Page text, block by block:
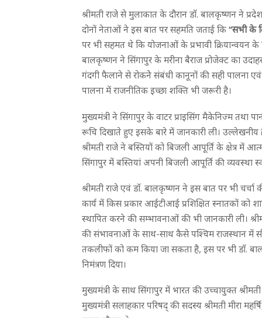
श्रीमती राजे से मुलाकात के दौरान डाॅ. बालकृष्णन ने
दोनों नेताओं ने इस बात पर सहमति जताई कि ‘‘सभी के
पर भी सहमत थे कि योजनाओं के प्रभावी क्रियान्वयन
बालकृष्णन ने सिंगापुर के मरीना बैराज प्रोजेक्ट का
गंदगी फैलाने से रोकनेे संबंधी कानूनों की सही पालना
पालना में राजनीतिक इच्छा शक्ति भी जरूरी है।
मुख्यमंत्री ने सिंगापुर के वाटर प्राइसिंग मैकेनिज्म
रूचि दिखाते हुए इसके बारे में जानकारी ली। उल्लेखनीय
श्रीमती राजे ने बस्तियों को बिजली आपूर्ति के क्षेत्र में
सिंगापुर में बस्तियां अपनी बिजली आपूर्ति की व्यवस्था
श्रीमती राजे एवं डाॅ. बालकृष्णन ने इस बात पर भी
कार्य में किस प्रकार आईटीआई प्रशिक्षित स्नातकों को
स्थापित करने की सम्भावनाओं की भी जानकारी ली।
की संभावनाओं के साथ-साथ कैसे पश्चिम राजस्थान में
तकलीफों को कम किया जा सकता है, इस पर भी डाॅ.
निमंत्रण दिया।
मुख्यमंत्री के साथ सिंगापुर में भारत की उच्चायुक्त
मुख्यमंत्री सलाहकार परिषद् की सदस्य श्रीमती मीरा